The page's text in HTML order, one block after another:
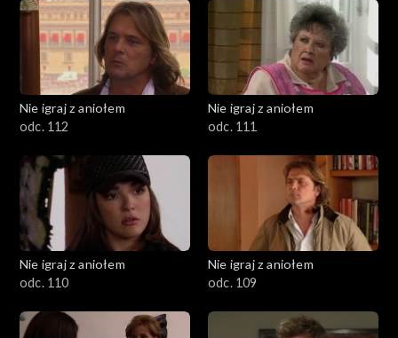
Nie igraj z aniołem
odc. 112
Nie igraj z aniołem
odc. 111
Nie igraj z aniołem
odc. 110
Nie igraj z aniołem
odc. 109